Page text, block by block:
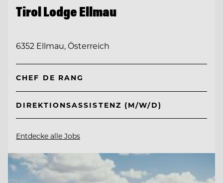
Tirol Lodge Ellmau
6352 Ellmau, Österreich
CHEF DE RANG
DIREKTIONSASSISTENZ (M/W/D)
Entdecke alle Jobs